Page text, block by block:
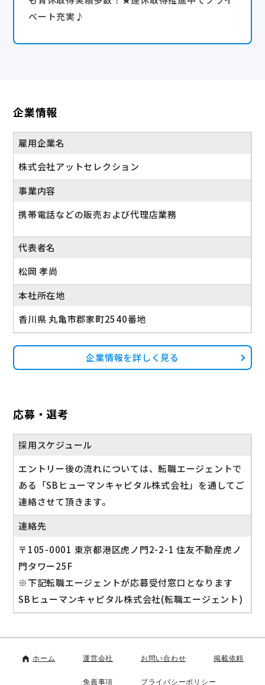
ベート充実♪
企業情報
雇用企業名
株式会社アットセレクション
事業内容
携帯電話などの販売および代理店業務
代表者名
松岡 孝尚
本社所在地
香川県 丸亀市郡家町2540番地
企業情報を詳しく見る
応募・選考
採用スケジュール
エントリー後の流れについては、転職エージェントで
ある「SBヒューマンキャピタル株式会社」を通してご
連絡させて頂きます。
連絡先
〒105-0001 東京都港区虎ノ門2-2-1 住友不動産虎ノ
門タワー25F
※下記転職エージェントが応募受付窓口となります
SBヒューマンキャピタル株式会社(転職エージェント)
ホーム 運営会社 お問い合わせ 掲載依頼
免責事項 プライバシーポリシー